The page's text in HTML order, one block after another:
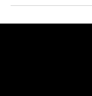
「Kyrie」の順に練習